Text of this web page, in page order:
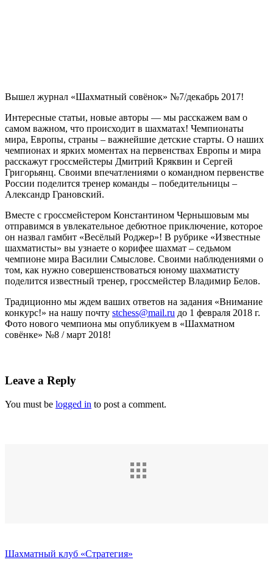
Вышел журнал «Шахматный совёнок» №7/декабрь 2017!
Интересные статьи, новые авторы — мы расскажем вам о
самом важном, что происходит в шахматах! Чемпионаты
мира, Европы, страны – важнейшие детские старты. О наших
чемпионах и ярких моментах на первенствах Европы и мира
расскажут гроссмейстеры Дмитрий Кряквин и Сергей
Григорьянц. Своими впечатлениями о командном первенстве
России поделится тренер команды – победительницы –
Александр Грановский.
Вместе с гроссмейстером Константином Чернышовым мы
отправимся в увлекательное дебютное приключение, которое
он назвал гамбит «Весёлый Роджер»! В рубрике «Известные
шахматисты» вы узнаете о корифее шахмат – седьмом
чемпионе мира Василии Смыслове. Своими наблюдениями о
том, как нужно совершенствоваться юному шахматисту
поделится известный тренер, гроссмейстер Владимир Белов.
Традиционно мы ждем ваших ответов на задания «Внимание
конкурс!» на нашу почту stchess@mail.ru до 1 февраля 2018 г.
Фото нового чемпиона мы опубликуем в «Шахматном
совёнке» №8 / март 2018!
Leave a Reply
You must be logged in to post a comment.
Шахматный клуб «Стратегия»